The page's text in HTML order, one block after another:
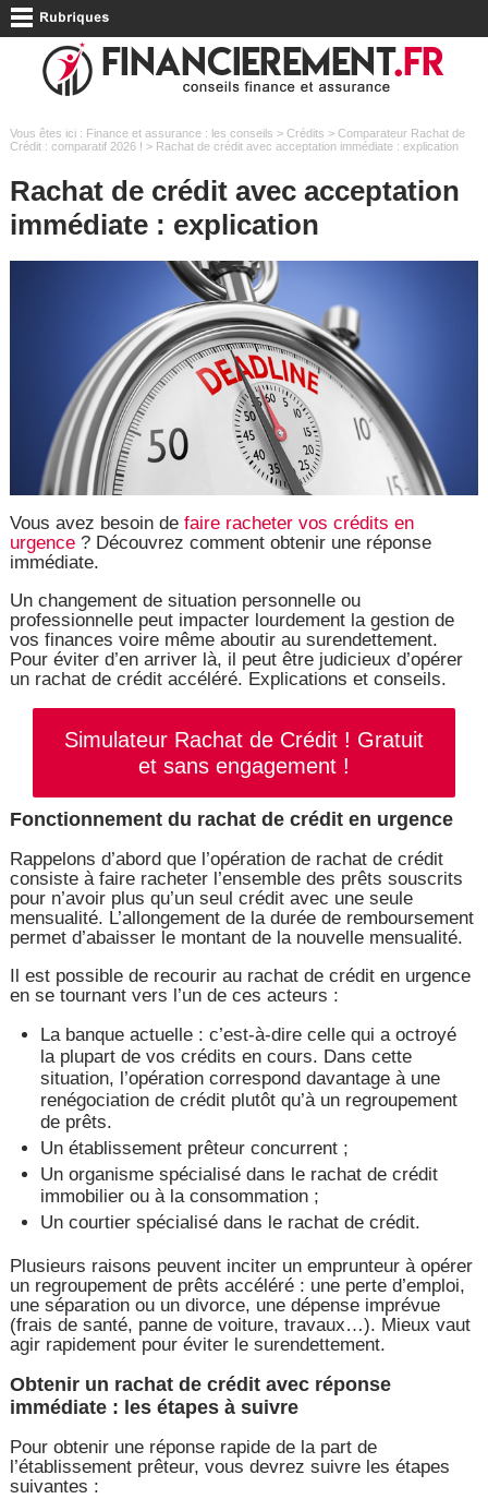
Vous êtes ici : Finance et assurance : les conseils > Crédits > Comparateur Rachat de
Crédit : comparatif 2026 ! > Rachat de crédit avec acceptation immédiate : explication
Rachat de crédit avec acceptation
immédiate : explication
Vous avez besoin de faire racheter vos crédits en
urgence? Découvrez comment obtenir une réponse
immédiate.
Un changement de situation personnelle ou
professionnelle peut impacter lourdement la gestion de
vos finances voire même aboutir au surendettement.
Pour éviter d’en arriver là, il peut être judicieux d’opérer
un rachat de crédit accéléré. Explications et conseils.
Simulateur Rachat de Crédit ! Gratuit
et sans engagement !
Fonctionnement du rachat de crédit en urgence
Rappelons d’abord que l’opération de rachat de crédit
consiste à faire racheter l’ensemble des prêts souscrits
pour n’avoir plus qu’un seul crédit avec une seule
mensualité. L’allongement de la durée de remboursement
permet d’abaisser le montant de la nouvelle mensualité.
Il est possible de recourir au rachat de crédit en urgence
en se tournant vers l’un de ces acteurs :
La banque actuelle : c’est-à-dire celle qui a octroyé
la plupart de vos crédits en cours. Dans cette
situation, l’opération correspond davantage à une
renégociation de crédit plutôt qu’à un regroupement
de prêts.
Un établissement prêteur concurrent ;
Un organisme spécialisé dans le rachat de crédit
immobilier ou à la consommation ;
Un courtier spécialisé dans le rachat de crédit.
Plusieurs raisons peuvent inciter un emprunteur à opérer
un regroupement de prêts accéléré : une perte d’emploi,
une séparation ou un divorce, une dépense imprévue
(frais de santé, panne de voiture, travaux…). Mieux vaut
agir rapidement pour éviter le surendettement.
Obtenir un rachat de crédit avec réponse
immédiate : les étapes à suivre
Pour obtenir une réponse rapide de la part de
l’établissement prêteur, vous devrez suivre les étapes
suivantes :